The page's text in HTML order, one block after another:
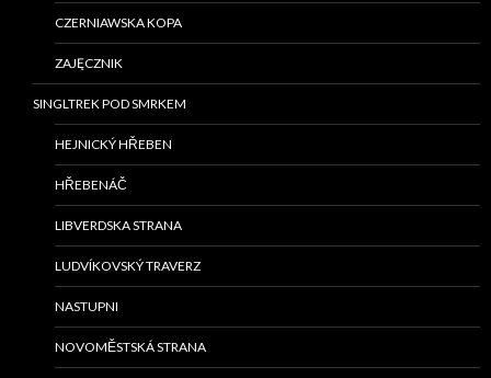
CZERNIAWSKA KOPA
ZAJĘCZNIK
SINGLTREK POD SMRKEM
HEJNICKÝ HŘEBEN
HŘEBENÁČ
LIBVERDSKA STRANA
LUDVÍKOVSKÝ TRAVERZ
NASTUPNI
NOVOMĚSTSKÁ STRANA